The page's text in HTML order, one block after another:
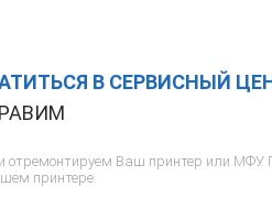
В СЕРВИСНЫЙ
отремонтируем Ваш принтер или МФУ.
принтере.